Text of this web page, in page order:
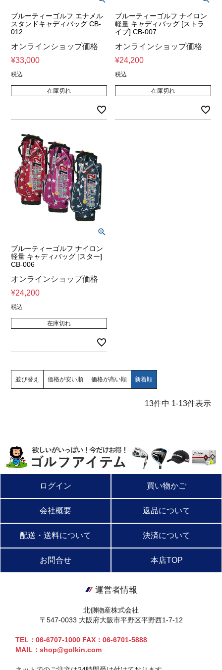
ブルーティーゴルフ エナメル
スタンドキャディバッグ CB-
012
オンラインショップ価格
¥33,000
税込
在庫切れ
ブルーティーゴルフ ナイロン
軽量 キャディバッグ [ストラ
イプ] CB-007
オンラインショップ価格
¥24,200
税込
在庫切れ
ブルーティーゴルフ ナイロン
軽量 キャディバッグ [スター]
CB-006
オンラインショップ価格
¥24,200
税込
在庫切れ
並び替え 価格が安い順 価格が高い順 新着順
13件中 1-13件表示
ログイン 買い物かご
会社概要 返品について
配送・送料について 決済について
お問合せ 本店TOP
運営者情報
北側物産株式会社
〒547-0033 大阪府大阪市平野区平野西1-7-12
TEL：06-6707-1000 FAX：06-6701-5888
MAIL：shop@golkin.com